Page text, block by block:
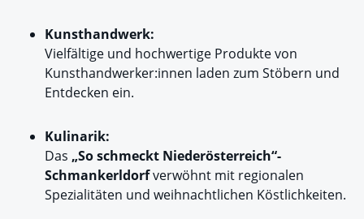
Kunsthandwerk:
Vielfältige und hochwertige Produkte von
Kunsthandwerker:innen laden zum Stöbern und
Entdecken ein.
Kulinarik:
Das „So schmeckt Niederösterreich“-
Schmankerldorfverwöhnt mit regionalen
Spezialitäten und weihnachtlichen Köstlichkeiten.